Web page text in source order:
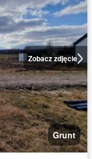
Zobacz zdjęcie
Grunt